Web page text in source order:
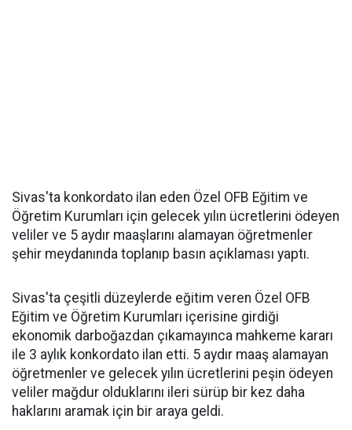
Sivas'ta konkordato ilan eden Özel OFB Eğitim ve
Öğretim Kurumları için gelecek yılın ücretlerini ödeyen
veliler ve 5 aydır maaşlarını alamayan öğretmenler
şehir meydanında toplanıp basın açıklaması yaptı.
Sivas'ta çeşitli düzeylerde eğitim veren Özel OFB
Eğitim ve Öğretim Kurumları içerisine girdiği
ekonomik darboğazdan çıkamayınca mahkeme kararı
ile 3 aylık konkordato ilan etti. 5 aydır maaş alamayan
öğretmenler ve gelecek yılın ücretlerini peşin ödeyen
veliler mağdur olduklarını ileri sürüp bir kez daha
haklarını aramak için bir araya geldi.